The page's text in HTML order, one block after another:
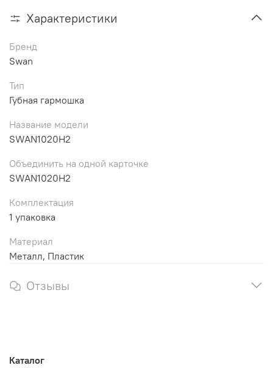
Характеристики
Бренд
Swan
Тип
Губная гармошка
Название модели
SWAN1020H2
Объединить на одной карточке
SWAN1020H2
Комплектация
1 упаковка
Материал
Металл, Пластик
Отзывы
Каталог